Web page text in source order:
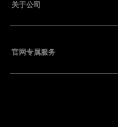
关于公司
官网专属服务